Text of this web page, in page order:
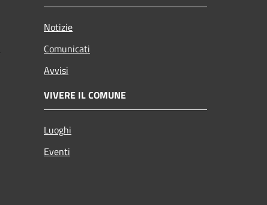
Notizie
Comunicati
Avvisi
VIVERE IL COMUNE
Luoghi
Eventi